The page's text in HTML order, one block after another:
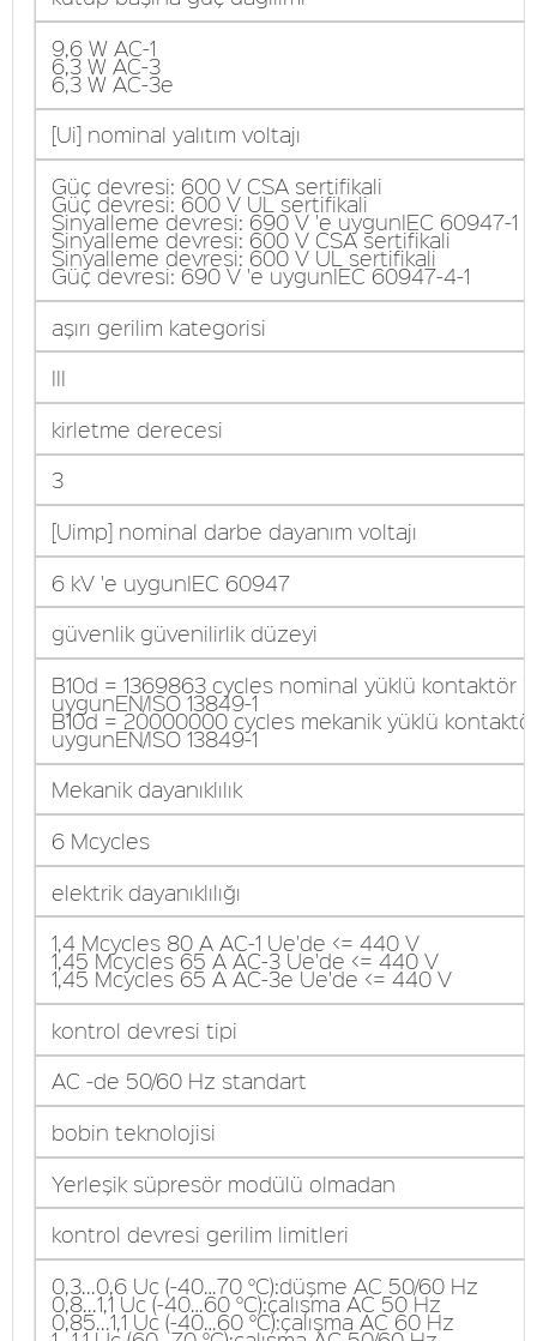
9,6 W AC-1
6,3 W AC-3
6,3 W AC-3e
[Ui] nominal yalıtım voltajı
Güç devresi: 600 V CSA sertifikali
Güç devresi: 600 V UL sertifikali
Sinyalleme devresi: 690 V 'e uygunIEC 60947-1
Sinyalleme devresi: 600 V CSA sertifikali
Sinyalleme devresi: 600 V UL sertifikali
Güç devresi: 690 V 'e uygunIEC 60947-4-1
aşırı gerilim kategorisi
III
kirletme derecesi
3
[Uimp] nominal darbe dayanım voltajı
6 kV 'e uygunIEC 60947
güvenlik güvenilirlik düzeyi
B10d = 1369863 cycles nominal yüklü kontaktör
uygunEN/ISO 13849-1
B10d = 20000000 cycles mekanik yüklü
uygunEN/ISO 13849-1
Mekanik dayanıklılık
6 Mcycles
elektrik dayanıklılığı
1,4 Mcycles 80 A AC-1 Ue'de <= 440 V
1,45 Mcycles 65 A AC-3 Ue'de <= 440 V
1,45 Mcycles 65 A AC-3e Ue'de <= 440 V
kontrol devresi tipi
AC -de 50/60 Hz standart
bobin teknolojisi
Yerleşik süpresör modülü olmadan
kontrol devresi gerilim limitleri
0,3...0,6 Uc (-40…70 °C):düşme AC 50/60 Hz
0,8...1,1 Uc (-40…60 °C):çalışma AC 50 Hz
0,85...1,1 Uc (-40…60 °C):çalışma AC 60 Hz